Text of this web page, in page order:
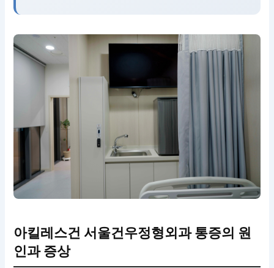
아킬레스건 서울건우정형외과 통증의 원
인과 증상